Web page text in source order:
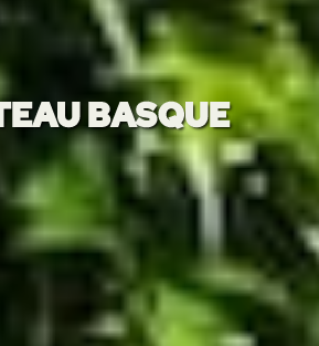
BASQUE